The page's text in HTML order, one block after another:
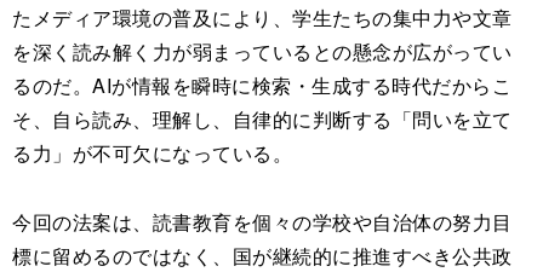
たメディア環境の普及により、学生たちの集中力や文章
を深く読み解く力が弱まっているとの懸念が広がってい
るのだ。AIが情報を瞬時に検索・生成する時代だからこ
そ、自ら読み、理解し、自律的に判断する「問いを立て
る力」が不可欠になっている。
今回の法案は、読書教育を個々の学校や自治体の努力目
標に留めるのではなく、国が継続的に推進すべき公共政